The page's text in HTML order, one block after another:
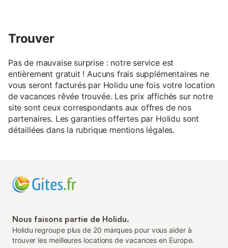
Trouver
Pas de mauvaise surprise : notre service est
entièrement gratuit ! Aucuns frais supplémentaires ne
vous seront facturés par Holidu une fois votre location
de vacances rêvée trouvée. Les prix affichés sur notre
site sont ceux correspondants aux offres de nos
partenaires. Les garanties offertes par Holidu sont
détaillées dans la rubrique mentions légales.
Nous faisons partie de Holidu.
Holidu regroupe plus de 20 marques pour vous aider à
trouver les meilleures locations de vacances en Europe.